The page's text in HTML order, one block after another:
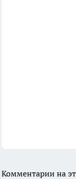
Комментарии на